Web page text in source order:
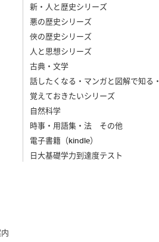
新・人と歴史シリーズ
悪の歴史シリーズ
俠の歴史シリーズ
人と思想シリーズ
古典・文学
話したくなる・マンガと図解で知る
覚えておきたいシリーズ
自然科学
時事・用語集・法 その他
電子書籍（kindle）
日大基礎学力到達度テスト